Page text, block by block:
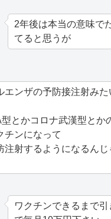
2年後は本当の意味で
てると思うが
エンザの予防接注射みた
型とかコロナ武漢型とか
チンになって
注射するようになるんじ
ワクチンできるまで